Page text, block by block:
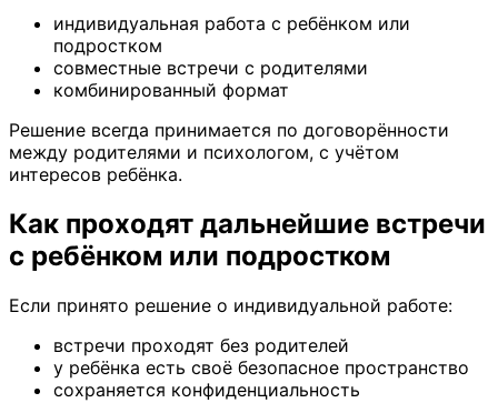
индивидуальная работа с ребёнком или
подростком
совместные встречи с родителями
комбинированный формат
Решение всегда принимается по договорённости
между родителями и психологом, с учётом
интересов ребёнка.
Как проходят дальнейшие встречи
с ребёнком или подростком
Если принято решение о индивидуальной работе:
встречи проходят без родителей
у ребёнка есть своё безопасное пространство
сохраняется конфиденциальность